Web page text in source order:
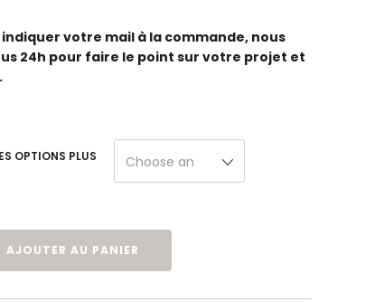
indiquer votre mail à la commande, nous
24h pour faire le point sur votre projet et
OPTIONS PLUS
Choose an
AJOUTER AU PANIER